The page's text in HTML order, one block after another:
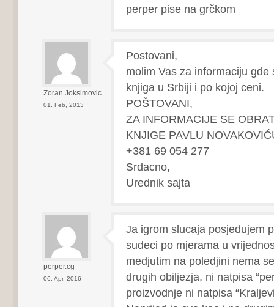
perper pise na grčkom
Zoran Joksimovic
01. Feb, 2013
Postovani,
molim Vas za informaciju gde
knjiga u Srbiji i po kojoj ceni.
POŠTOVANI,
ZA INFORMACIJE SE
KNJIGE PAVLU
+381 69 054 277
Srdacno,
Urednik sajta
perper.cg
06. Apr, 2016
Ja igrom slucaja posjedujem
sudeci po mjerama u
medjutim na poledjini nema
drugih obiljezja, ni natpisa
proizvodnje ni natpisa